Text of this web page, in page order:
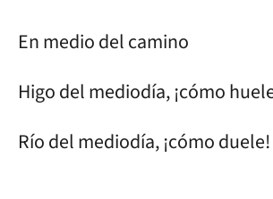
En medio del camino
Higo del mediodía, ¡cómo
Río del mediodía, ¡cómo duele!